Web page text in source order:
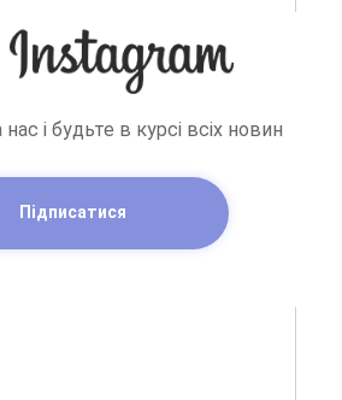
і будьте в курсі всіх новин
Підписатися